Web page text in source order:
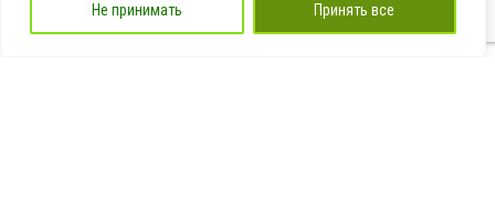
Не принимать Принять все
Рекламная группа «ДНК»: создаём